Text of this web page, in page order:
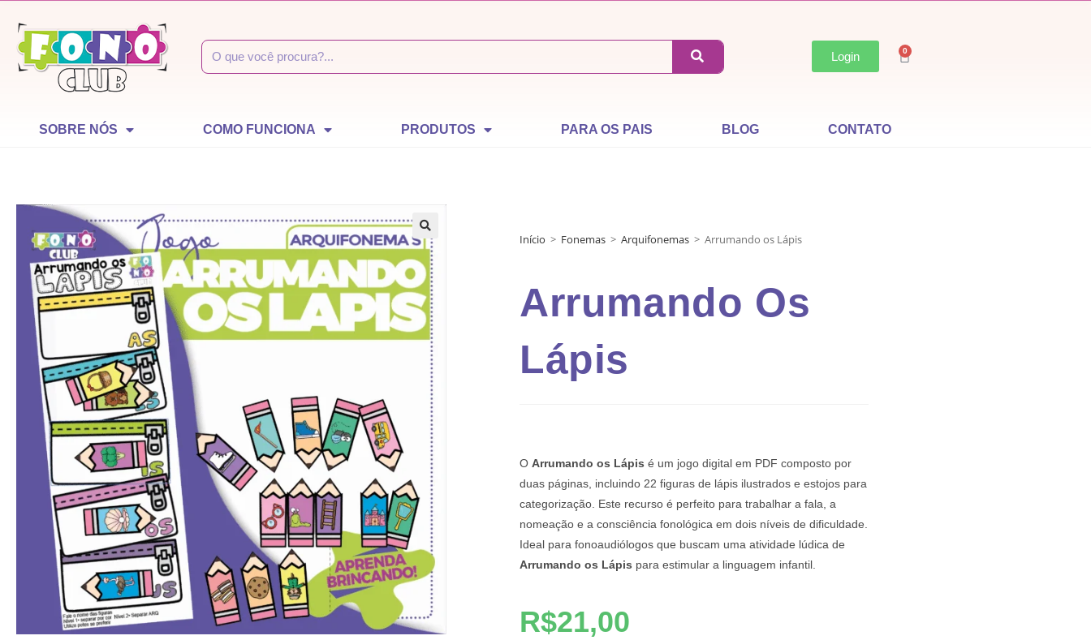
Login 0
SOBRE NÓS COMO FUNCIONA PRODUTOS PARA OS PAIS BLOG CONTATO
Início > Fonemas > Arquifonemas > Arrumando os Lápis
Arrumando Os
Lápis
O Arrumando os Lápis é um jogo digital em PDF composto por
duas páginas, incluindo 22 figuras de lápis ilustrados e estojos para
categorização. Este recurso é perfeito para trabalhar a fala, a
nomeação e a consciência fonológica em dois níveis de dificuldade.
Ideal para fonoaudiólogos que buscam uma atividade lúdica de
Arrumando os Lápis para estimular a linguagem infantil.
R$21,00